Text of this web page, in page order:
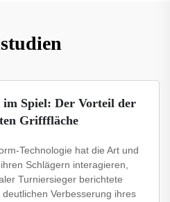
im Spiel: Der Vorteil der
Grifffläche
Technologie hat die Art und
Schlägern interagieren,
Turniersieger berichtete
Verbesserung ihres